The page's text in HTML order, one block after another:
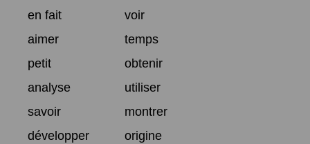
en fait
voir
aimer
temps
petit
obtenir
analyse
utiliser
savoir
montrer
développer
origine